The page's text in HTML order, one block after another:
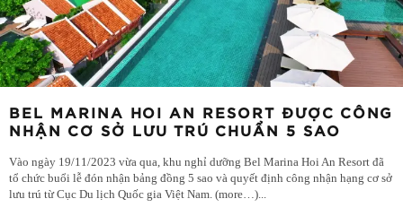
BEL MARINA HOI AN RESORT ĐƯỢC CÔNG
NHẬN CƠ SỞ LƯU TRÚ CHUẨN 5 SAO
Vào ngày 19/11/2023 vừa qua, khu nghỉ dưỡng Bel Marina Hoi An Resort đã
tổ chức buổi lễ đón nhận bảng đồng 5 sao và quyết định công nhận hạng cơ sở
lưu trú từ Cục Du lịch Quốc gia Việt Nam. (more…)...